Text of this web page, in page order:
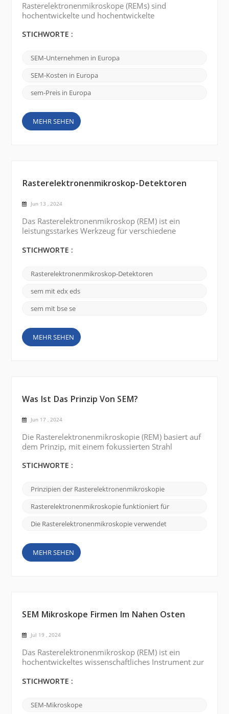
Rasterelektronenmikroskope (REMs) sind
hochentwickelte und hochentwickelte
hochauflösende Bildgebung und Analyse von
gibt es mehrere renommierte Marken von
Rasterelektronenmikroskopen , die hochmoderne
REMs anbieten. Hier sind einige bemerkenswerte
FEI Company ist ...
STICHWORTE :
SEM-Unternehmen in Europa
SEM-Kosten in Europa
sem-Preis in Europa
MEHR SEHEN
Rasterelektronenmikroskop-Detektoren
Jun 13 , 2024
Das Rasterelektronenmikroskop (REM) ist ein
leistungsstarkes Werkzeug für verschiedene
Biowissenschaften und anderen Bereichen. Es
entwickelt, um mehr Informationen zu erhalten und
die Leistung des REM zu verbessern. Im Folgenden
sind einige gängige Arten von REM-Detektoren
STICHWORTE :
Rasterelektronenmikroskop-Detektoren
sem mit edx eds
sem mit bse se
MEHR SEHEN
Was Ist Das Prinzip Von SEM?
Jun 17 , 2024
Die Rasterelektronenmikroskopie (REM) basiert auf
dem Prinzip, mit einem fokussierten Strahl
Probe zu untersuchen und ein hochauflösendes,
SEM funktioniert mithilfe einer Elektronenquelle,
üblicherweise einem erhitzten Wolframfaden oder
einer Feldemissionskanone, um einen
STICHWORTE :
Prinzipien der Rasterelektronenmikroskopie
Rasterelektronenmikroskopie funktioniert für
Die Rasterelektronenmikroskopie verwendet
MEHR SEHEN
SEM Mikroskope Firmen Im Nahen Osten
Jul 19 , 2024
Das Rasterelektronenmikroskop (REM) ist ein
hochentwickeltes wissenschaftliches Instrument zur
Mehrere Länder im Nahen Osten verfügen über gut
Universitäten. Saudi-Arabien, die Vereinigten
Arabischen Emirate (VAE), die Türkei, Ägypten und
STICHWORTE :
SEM-Mikroskope